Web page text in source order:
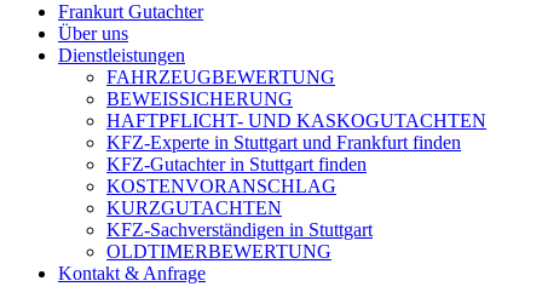
Frankurt Gutachter
Über uns
Dienstleistungen
FAHRZEUGBEWERTUNG
BEWEISSICHERUNG
HAFTPFLICHT- UND KASKOGUTACHTEN
KFZ-Experte in Stuttgart und Frankfurt finden
KFZ-Gutachter in Stuttgart finden
KOSTENVORANSCHLAG
KURZGUTACHTEN
KFZ-Sachverständigen in Stuttgart
OLDTIMERBEWERTUNG
Kontakt & Anfrage